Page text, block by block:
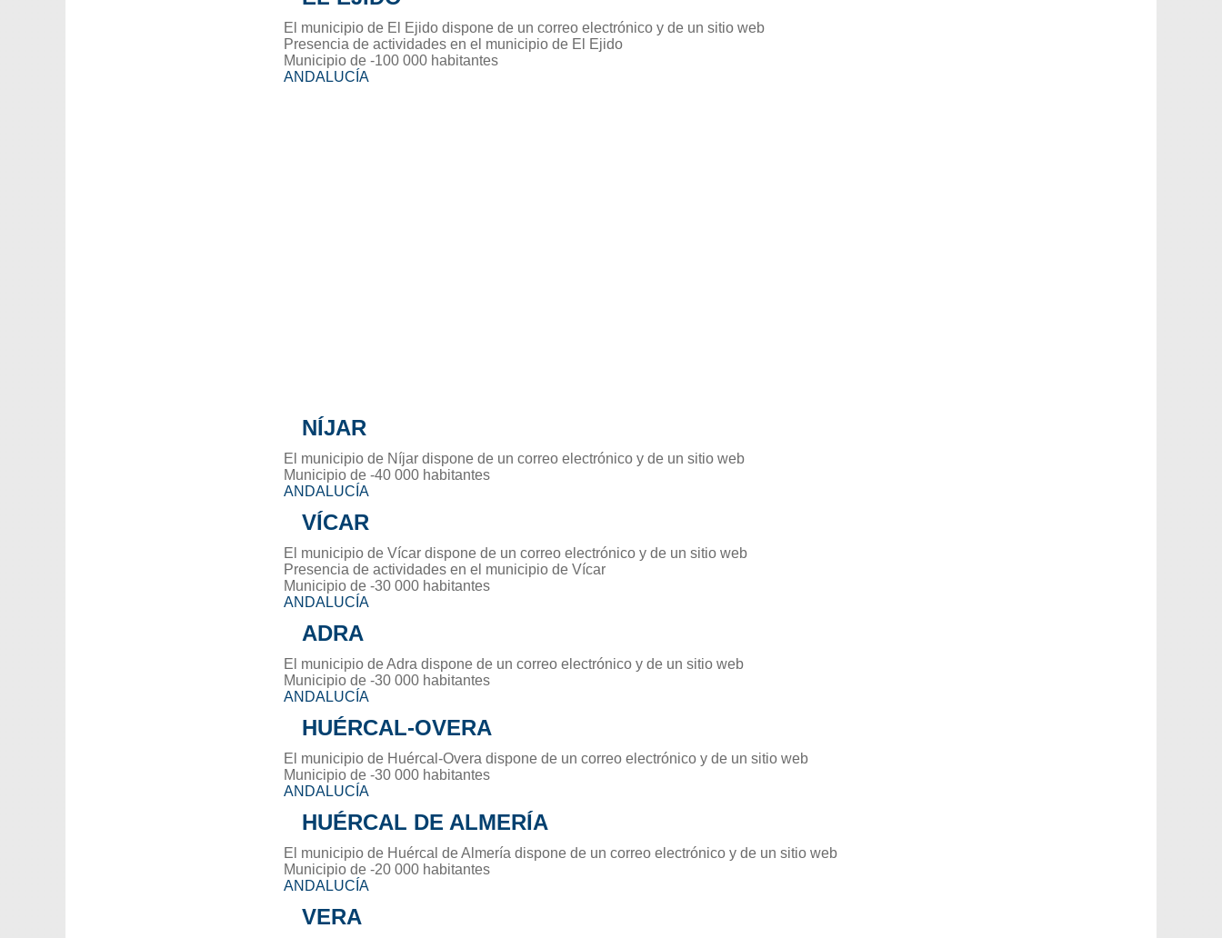
El municipio de El Ejido dispone de un correo electrónico y de un sitio web
Presencia de actividades en el municipio de El Ejido
Municipio de -100 000 habitantes
ANDALUCÍA
NÍJAR
El municipio de Níjar dispone de un correo electrónico y de un sitio web
Municipio de -40 000 habitantes
ANDALUCÍA
VÍCAR
El municipio de Vícar dispone de un correo electrónico y de un sitio web
Presencia de actividades en el municipio de Vícar
Municipio de -30 000 habitantes
ANDALUCÍA
ADRA
El municipio de Adra dispone de un correo electrónico y de un sitio web
Municipio de -30 000 habitantes
ANDALUCÍA
HUÉRCAL-OVERA
El municipio de Huércal-Overa dispone de un correo electrónico y de un sitio web
Municipio de -30 000 habitantes
ANDALUCÍA
HUÉRCAL DE ALMERÍA
El municipio de Huércal de Almería dispone de un correo electrónico y de un sitio web
Municipio de -20 000 habitantes
ANDALUCÍA
VERA